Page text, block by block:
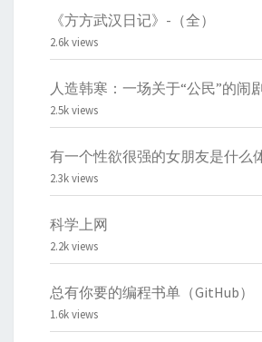
《方方武汉日记》-（全）
2.6k views
人造韩寒：一场关于“公民”的闹
2.5k views
有一个性欲很强的女朋友是什么
2.3k views
科学上网
2.2k views
总有你要的编程书单（GitHub）
1.6k views